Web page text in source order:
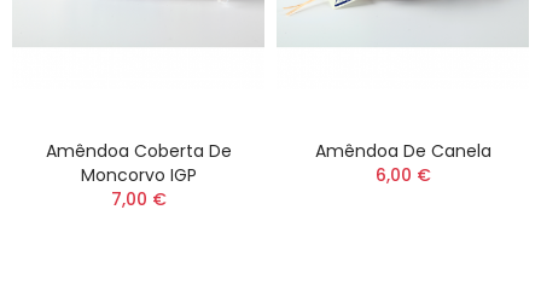
Amêndoa Coberta De
Moncorvo IGP
7,00 €
Amêndoa De Canela
6,00 €